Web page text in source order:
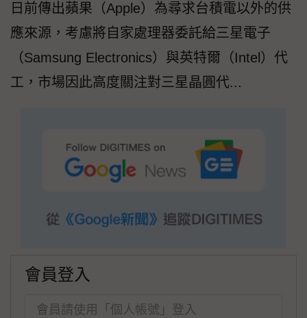
日前傳出蘋果（Apple）為尋求台積電以外的供
應來源，考慮將自家處理器委託給三星電子
（Samsung Electronics）與英特爾（Intel）代
工，市場因此高度關注對三星晶圓代...
會員登入